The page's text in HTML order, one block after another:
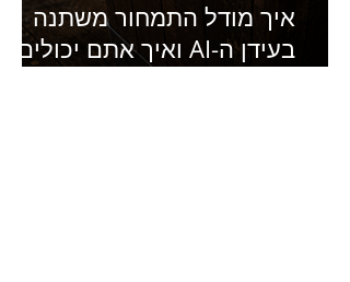
איך מודל התמחור משתנה
בעידן ה-AI ואיך אתם יכולים